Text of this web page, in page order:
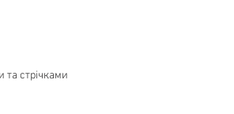
стрічками